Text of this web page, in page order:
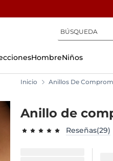
Búsqueda
HombreNiños
Inicio Anillos De
Anillo de
Reseñas(29)